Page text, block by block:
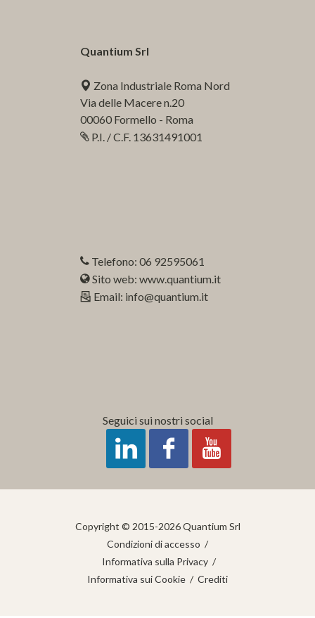
Quantium Srl
Zona Industriale Roma Nord
Via delle Macere n.20
00060 Formello - Roma
P.I. / C.F. 13631491001
Telefono: 06 92595061
Sito web: www.quantium.it
Email: info@quantium.it
Seguici sui nostri social
Copyright © 2015-2026 Quantium Srl
Condizioni di accesso /
Informativa sulla Privacy /
Informativa sui Cookie / Crediti